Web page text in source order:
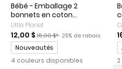
Bébé - Emballage 2
bonnets en coton...
Little Planet
Prix de solde
12,00 $Prix ​​de détail suggéré par le
16,00 $* Pourcentage de
25% de rabais
Promotions
Nouveautés
4 couleurs disponibles